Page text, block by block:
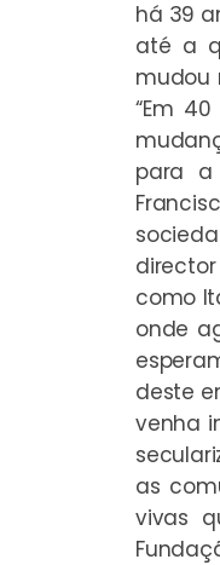
há 39
até a
mudou
“Em
para a
como
onde
deste
venha
as
vivas